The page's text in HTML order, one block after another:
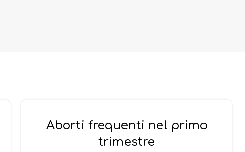
Aborti frequenti nel primo
trimestre